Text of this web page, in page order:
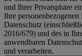
und Ihrer Privatsphäre
Ihre
Datenschutz
2016/679) und des in
anwendbaren
und verarbeiten.